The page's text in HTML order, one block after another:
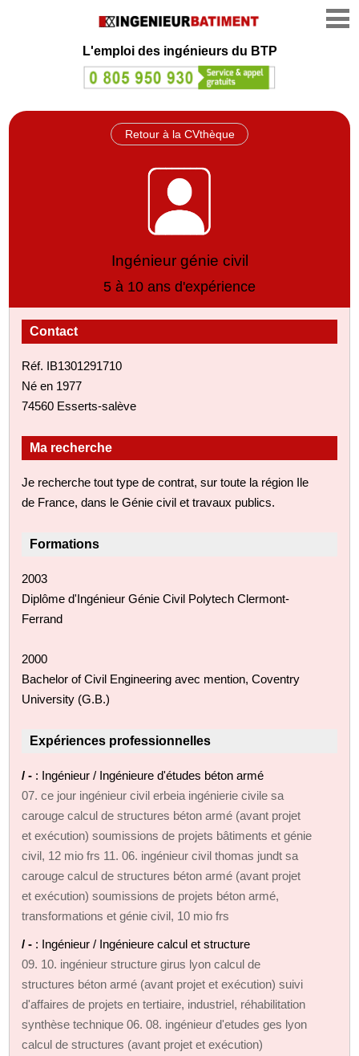
L'emploi des ingénieurs du BTP
Retour à la CVthèque
Ingénieur génie civil
5 à 10 ans d'expérience
Contact
Réf. IB1301291710
Né en 1977
74560 Esserts-salève
Ma recherche
Je recherche tout type de contrat, sur toute la région Ile
de France, dans le Génie civil et travaux publics.
Formations
2003
Diplôme d'Ingénieur Génie Civil Polytech Clermont-
Ferrand
2000
Bachelor of Civil Engineering avec mention, Coventry
University (G.B.)
Expériences professionnelles
/ - : Ingénieur / Ingénieure d'études béton armé
07. ce jour ingénieur civil erbeia ingénierie civile sa
carouge calcul de structures béton armé (avant projet
et exécution) soumissions de projets bâtiments et génie
civil, 12 mio frs 11. 06. ingénieur civil thomas jundt sa
carouge calcul de structures béton armé (avant projet
et exécution) soumissions de projets béton armé,
transformations et génie civil, 10 mio frs
/ - : Ingénieur / Ingénieure calcul et structure
09. 10. ingénieur structure girus lyon calcul de
structures béton armé (avant projet et exécution) suivi
d'affaires de projets en tertiaire, industriel, réhabilitation
synthèse technique 06. 08. ingénieur d'etudes ges lyon
calcul de structures (avant projet et exécution)